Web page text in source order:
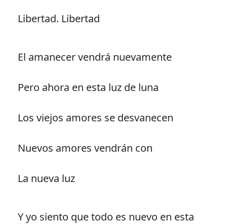
Libertad. Libertad
El amanecer vendrá nuevamente
Pero ahora en esta luz de luna
Los viejos amores se desvanecen
Nuevos amores vendrán con
La nueva luz
Y yo siento que todo es nuevo en esta